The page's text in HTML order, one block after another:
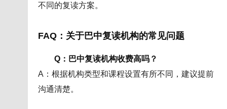
不同的复读方案。
FAQ：关于巴中复读机构的常见问题
Q：巴中复读机构收费高吗？
A：根据机构类型和课程设置有所不同，建议提前
沟通清楚。